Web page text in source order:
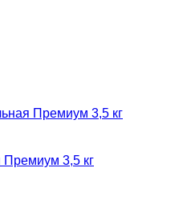
Премиум 3,5 кг